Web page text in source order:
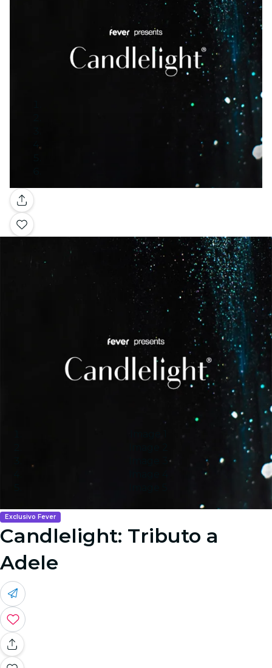
Galeria
Exclusivo Fever
Candlelight: Tributo a
Adele